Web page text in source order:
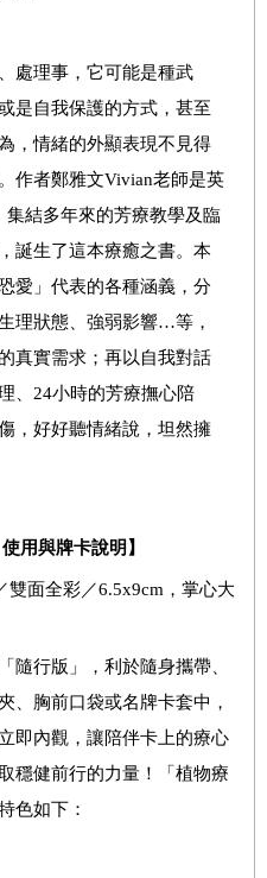
處理事，它可能是種武
是自我保護的方式，甚至
，情緒的外顯表現不見得
作者鄭雅文Vivian老師是英
集結多年來的芳療教學及臨
誕生了這本療癒之書。本
愛」代表的各種涵義，分
理狀態、強弱影響…等，
真實需求；再以自我對話
、24小時的芳療撫心陪
，好好聽情緒說，坦然擁
用與牌卡說明】
雙面全彩／6.5x9cm，掌心大
隨行版」，利於隨身攜帶、
、胸前口袋或名牌卡套中，
即內觀，讓陪伴卡上的療心
穩健前行的力量！「植物療
色如下：